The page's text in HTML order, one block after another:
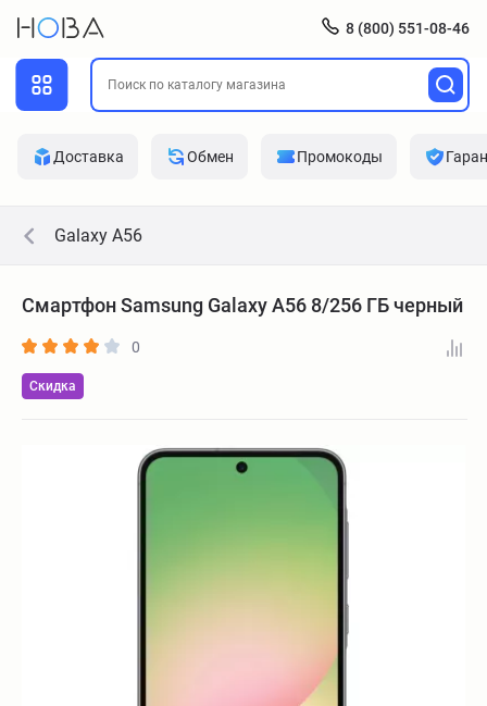
8 (800) 551-08-46
Доставка Обмен Промокоды
Galaxy A56
Смартфон Samsung Galaxy A56 8/256 ГБ черный
0
Скидка